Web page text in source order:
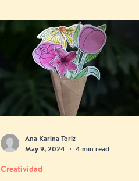
Ana Karina Toriz
May 9, 2024
4 min read
Creatividad